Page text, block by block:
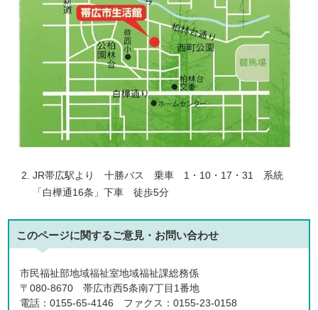
JR帯広駅より 十勝バス 乗車 1・10・17・31 系統
「白樺通16条」下車 徒歩5分
このページに関するご意見・お問い合わせ
市民福祉部地域福祉室地域福祉課総務係
〒080-8670 帯広市西5条南7丁目1番地
電話：0155-65-4146 ファクス：0155-23-0158